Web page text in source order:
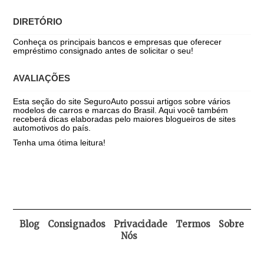
DIRETÓRIO
Conheça os principais bancos e empresas que oferecer
empréstimo consignado antes de solicitar o seu!
AVALIAÇÕES
Esta seção do site SeguroAuto possui artigos sobre vários
modelos de carros e marcas do Brasil. Aqui você também
receberá dicas elaboradas pelo maiores blogueiros de sites
automotivos do país.
Tenha uma ótima leitura!
Blog Consignados Privacidade Termos
Sobre
Nós